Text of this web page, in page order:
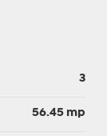
3
56.45 mp